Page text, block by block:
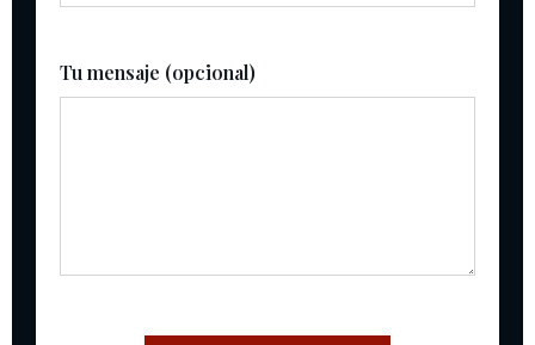
Tu mensaje (opcional)